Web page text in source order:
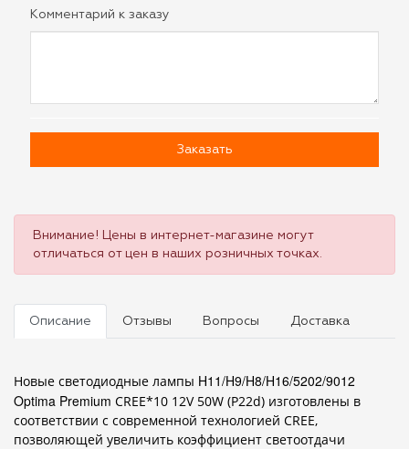
Комментарий к заказу
Заказать
Внимание! Цены в интернет-магазине могут
отличаться от цен в наших розничных точках.
Описание Отзывы Вопросы Доставка
Новые светодиодные лампы H11/H9/H8/H16/5202/9012
Optima Premium CREE*10 12V 50W (P22d) изготовлены в
соответствии с современной технологией CREE,
позволяющей увеличить коэффициент светоотдачи